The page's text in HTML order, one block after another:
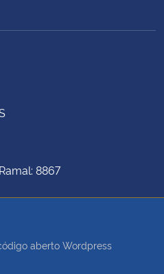
8867
aberto Wordpress